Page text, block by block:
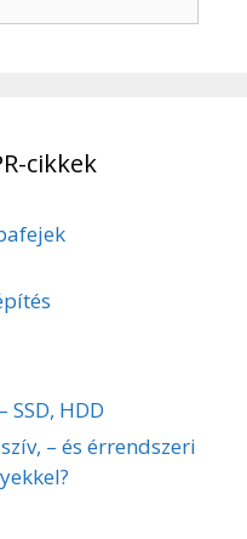
cikkek
HDD
– és érrendszeri